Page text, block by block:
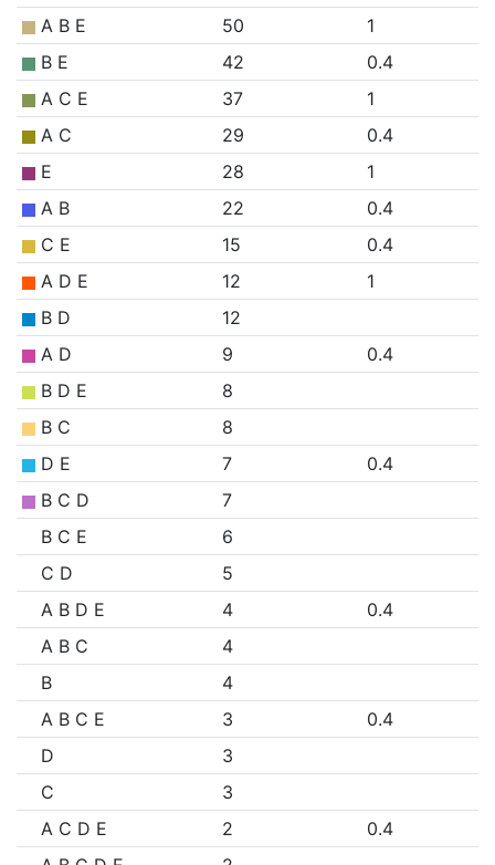
A B E
50
1
B E
42
0.4
A C E
37
1
A C
29
0.4
E
28
1
A B
22
0.4
C E
15
0.4
A D E
12
1
B D
12
A D
9
0.4
B D E
8
B C
8
D E
7
0.4
B C D
7
B C E
6
C D
5
A B D E
4
0.4
A B C
4
B
4
A B C E
3
0.4
D
3
C
3
A C D E
2
0.4